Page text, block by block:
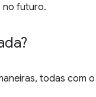
no futuro.
todas com